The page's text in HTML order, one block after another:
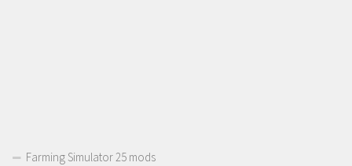
Farming Simulator 25 mods